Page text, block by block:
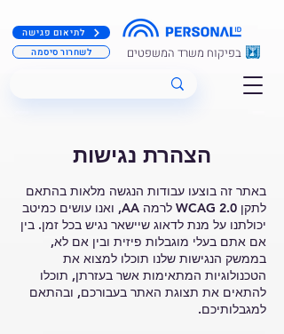
לתיאום פגישה
לשחרור סיסמה
בפיקוח משרד המשפטים
הצהרת נגישות
באתר זה בוצעו עבודות הנגשה מלאות בהתאם
לתקן WCAG 2.0 לרמה AA, ואנו עושים כמיטב
יכולתנו על מנת לדאוג שיישאר נגיש בכל זמן. בין
אם אתם בעלי מוגבלות פיזית ובין אם לא,
בממשק הנגישות שלנו תוכלו למצוא את
הטכנולוגיות המתאימות אשר בעזרתן, תוכלו
להתאים את תצוגת האתר בעבורכם, ובהתאם
למגבלותיכם.